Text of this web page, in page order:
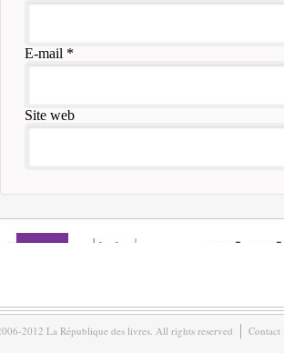
E-mail *
Site web
2012 La République des livres. All rights reserved Contact